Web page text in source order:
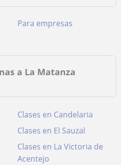
para empresas
a La Matanza
Clases en Candelaria
Clases en El Sauzal
Clases en La Victoria de
Acentejo